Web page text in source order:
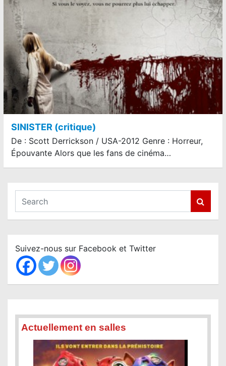
SINISTER (critique)
De : Scott Derrickson / USA-2012 Genre : Horreur,
Épouvante Alors que les fans de cinéma…
a
c
h
Suivez-nous sur Facebook et Twitter
Actuellement en salles